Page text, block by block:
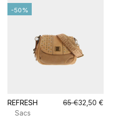
REFRESH 65 €32,50 €
Sacs
-50%